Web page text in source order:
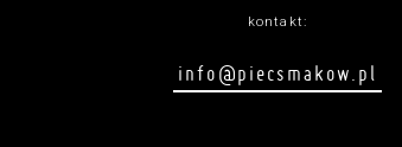
kontakt:
info@piecsmakow.pl